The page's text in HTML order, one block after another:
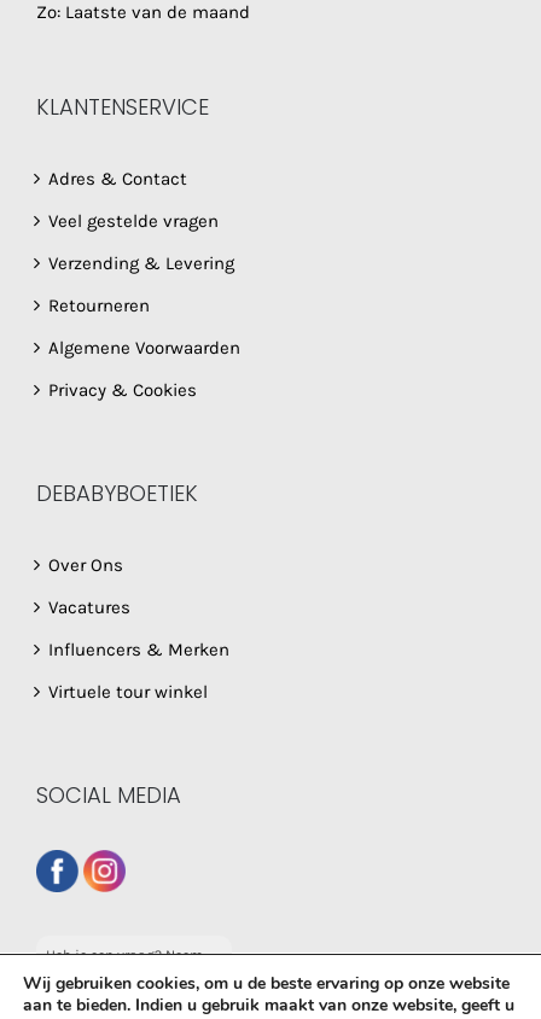
Zo: Laatste van de maand
KLANTENSERVICE
Adres & Contact
Veel gestelde vragen
Verzending & Levering
Retourneren
Algemene Voorwaarden
Privacy & Cookies
DEBABYBOETIEK
Over Ons
Vacatures
Influencers & Merken
Virtuele tour winkel
SOCIAL MEDIA
Heb je een vraag? Neem
dan gerust contact op
met onze whatsapp
service!
Wij gebruiken cookies, om u de beste ervaring op onze website
aan te bieden. Indien u gebruik maakt van onze website, geeft u